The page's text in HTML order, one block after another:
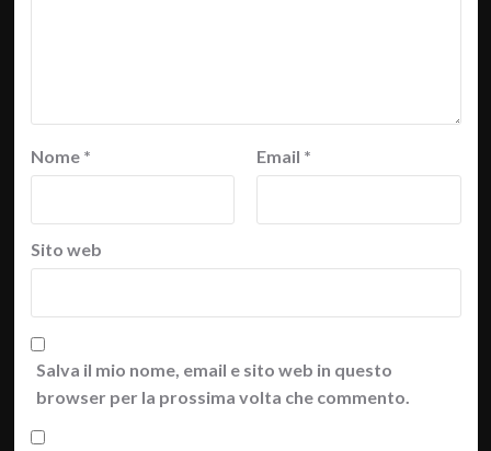
Nome * Email *
Sito web
Salva il mio nome, email e sito web in questo
browser per la prossima volta che commento.